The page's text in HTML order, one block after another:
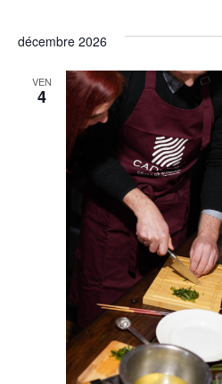
décembre 2026
VEN
4